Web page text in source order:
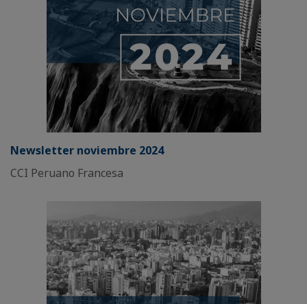
Newsletter noviembre 2024
CCI Peruano Francesa